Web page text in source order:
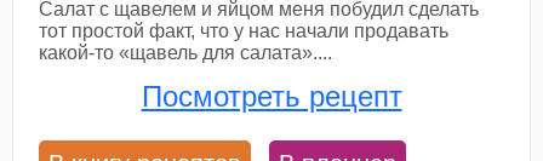
Салат с щавелем и яйцом меня побудил сделать
тот простой факт, что у нас начали продавать
какой-то «щавель для салата»....
Посмотреть рецепт